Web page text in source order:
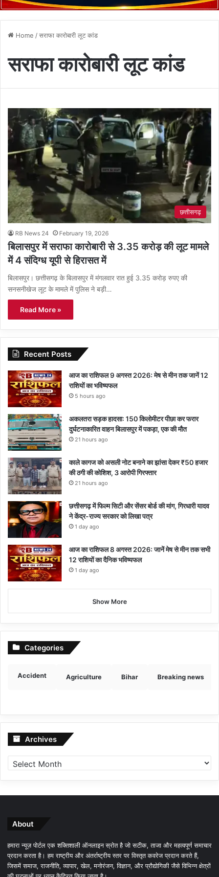
Home /सराफा कारोबारी लूट कांड
सराफा कारोबारी लूट कांड
छत्तीसगढ़
RB News 24 February 19, 2026
बिलासपुर में सराफा कारोबारी से 3.35 करोड़ की लूट मामले
में 4 संदिग्ध यूपी से हिरासत में
बिलासपुर। छत्तीसगढ़ के बिलासपुर में मंगलवार रात हुई 3.35 करोड़ रुपए की
सनसनीखेज लूट के मामले में पुलिस ने बड़ी…
Read More »
Recent Posts
आज का राशिफल 9 अगस्त 2026: मेष से मीन तक जानें 12
राशियों का भविष्यफल
5 hours ago
अकलतरा सड़क हादसा: 150 किलोमीटर पीछा कर फरार
दुर्घटनाकारित वाहन बिलासपुर में पकड़ा, एक की मौत
21 hours ago
काले कागज को असली नोट बनाने का झांसा देकर ₹50 हजार
की ठगी की कोशिश, 3 आरोपी गिरफ्तार
21 hours ago
छत्तीसगढ़ में फिल्म सिटी और सेंसर बोर्ड की मांग, गिरधारी यादव
ने केंद्र-राज्य सरकार को लिखा पत्र
1 day ago
आज का राशिफल 8 अगस्त 2026: जानें मेष से मीन तक सभी
12 राशियों का दैनिक भविष्यफल
1 day ago
Show More
Categories
Accident Agriculture Bihar Breaking news
Archives Archives
About
हमारा न्यूज़ पोर्टल एक शक्तिशाली ऑनलाइन स्रोत है जो सटीक, ताजा और महत्वपूर्ण समाचार
प्रदान करता है। हम राष्ट्रीय और अंतर्राष्ट्रीय स्तर पर विस्तृत कवरेज प्रदान करते हैं,
जिसमें समाज, राजनीति, व्यापार, खेल, मनोरंजन, विज्ञान, और प्रौद्योगिकी जैसे विभिन्न क्षेत्रों